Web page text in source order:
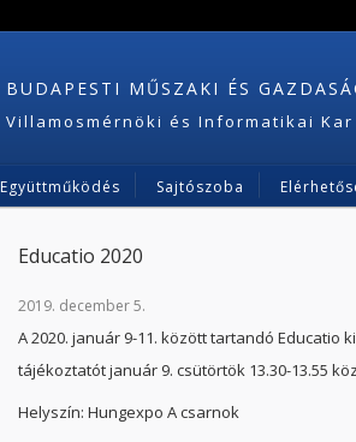
BUDAPESTI MŰSZAKI ÉS
Villamosmérnöki és Informatikai Kar
Együttműködés Sajtószoba
Educatio 2020
2019. december 5.
A 2020. január 9-11. között tartandó Educatio
tájékoztatót január 9. csütörtök 13.30-13.55
Helyszín: Hungexpo A csarnok